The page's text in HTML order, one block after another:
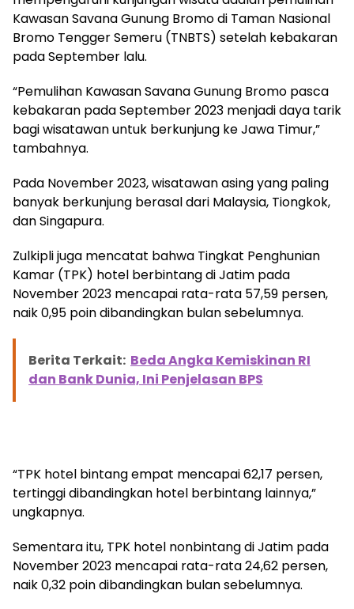
Kawasan Savana Gunung Bromo di Taman Nasional
Bromo Tengger Semeru (TNBTS) setelah kebakaran
pada September lalu.
“Pemulihan Kawasan Savana Gunung Bromo pasca
kebakaran pada September 2023 menjadi daya tarik
bagi wisatawan untuk berkunjung ke Jawa Timur,”
tambahnya.
Pada November 2023, wisatawan asing yang paling
banyak berkunjung berasal dari Malaysia, Tiongkok,
dan Singapura.
Zulkipli juga mencatat bahwa Tingkat Penghunian
Kamar (TPK) hotel berbintang di Jatim pada
November 2023 mencapai rata-rata 57,59 persen,
naik 0,95 poin dibandingkan bulan sebelumnya.
Berita Terkait: Beda Angka Kemiskinan RI
dan Bank Dunia, Ini Penjelasan BPS
“TPK hotel bintang empat mencapai 62,17 persen,
tertinggi dibandingkan hotel berbintang lainnya,”
ungkapnya.
Sementara itu, TPK hotel nonbintang di Jatim pada
November 2023 mencapai rata-rata 24,62 persen,
naik 0,32 poin dibandingkan bulan sebelumnya.